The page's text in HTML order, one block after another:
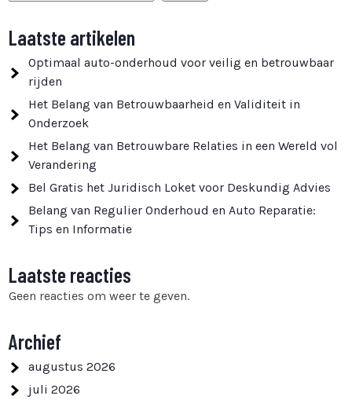
Laatste artikelen
Optimaal auto-onderhoud voor veilig en betrouwbaar
rijden
Het Belang van Betrouwbaarheid en Validiteit in
Onderzoek
Het Belang van Betrouwbare Relaties in een Wereld vol
Verandering
Bel Gratis het Juridisch Loket voor Deskundig Advies
Belang van Regulier Onderhoud en Auto Reparatie:
Tips en Informatie
Laatste reacties
Geen reacties om weer te geven.
Archief
augustus 2026
juli 2026